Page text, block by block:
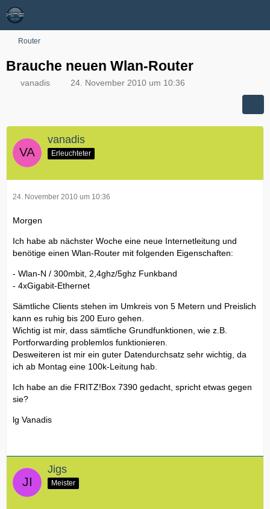
Router
Brauche neuen Wlan-Router
vanadis 24. November 2010 um 10:36
vanadis
Erleuchteter
24. November 2010 um 10:36
Morgen
Ich habe ab nächster Woche eine neue Internetleitung und
benötige einen Wlan-Router mit folgenden Eigenschaften:
- Wlan-N / 300mbit, 2,4ghz/5ghz Funkband
- 4xGigabit-Ethernet
Sämtliche Clients stehen im Umkreis von 5 Metern und Preislich
kann es ruhig bis 200 Euro gehen.
Wichtig ist mir, dass sämtliche Grundfunktionen, wie z.B.
Portforwarding problemlos funktionieren.
Desweiteren ist mir ein guter Datendurchsatz sehr wichtig, da
ich ab Montag eine 100k-Leitung hab.
Ich habe an die FRITZ!Box 7390 gedacht, spricht etwas gegen
sie?
lg Vanadis
Jigs
Meister